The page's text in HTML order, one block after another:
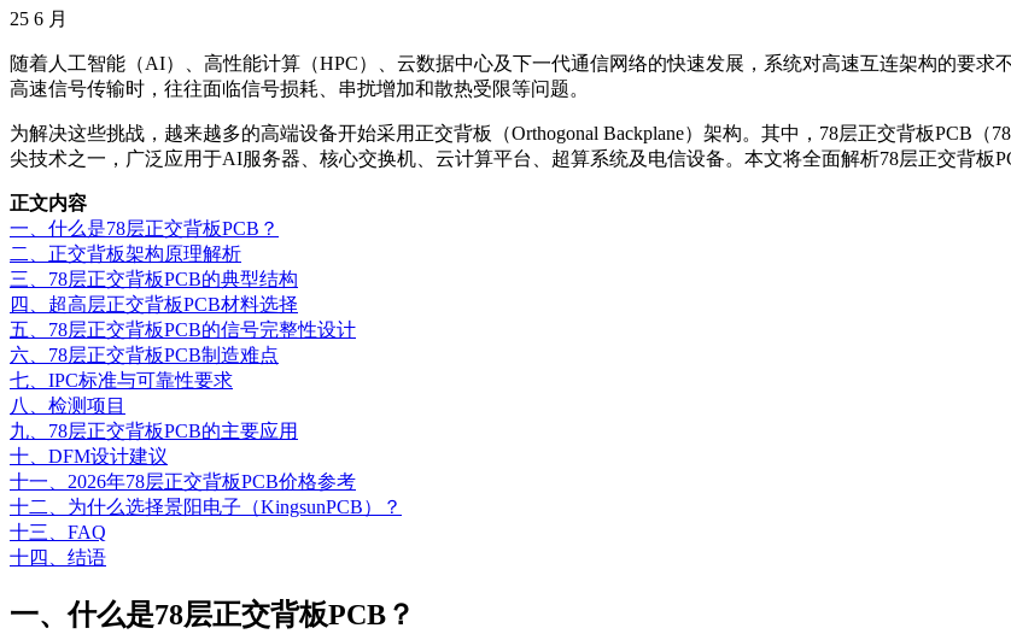
25 6 月
随着人工智能（AI）、高性能计算（HPC）、云数据中心及下一代通信网络的快速发展，系统对高速互连架构的要求
高速信号传输时，往往面临信号损耗、串扰增加和散热受限等问题。
为解决这些挑战，越来越多的高端设备开始采用正交背板（Orthogonal Backplane）架构。其中，78层正交背板PCB（
尖技术之一，广泛应用于AI服务器、核心交换机、云计算平台、超算系统及电信设备。本文将全面解析78层正交背板
正文内容
一、什么是78层正交背板PCB？
二、正交背板架构原理解析
三、78层正交背板PCB的典型结构
四、超高层正交背板PCB材料选择
五、78层正交背板PCB的信号完整性设计
六、78层正交背板PCB制造难点
七、IPC标准与可靠性要求
八、检测项目
九、78层正交背板PCB的主要应用
十、DFM设计建议
十一、2026年78层正交背板PCB价格参考
十二、为什么选择景阳电子（KingsunPCB）？
十三、FAQ
十四、结语
一、什么是78层正交背板PCB？